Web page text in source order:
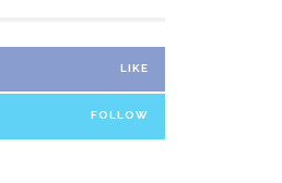
LIKE
FOLLOW